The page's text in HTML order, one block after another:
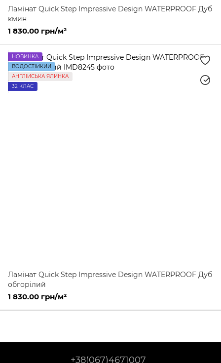
Ламінат Quick Step Impressive Design WATERPROOF Дуб
кмин
1 830.00 грн/м²
НОВИНКА
ВОДОСТІЙКИЙ
АНГЛІЙСЬКА ЯЛИНКА
32 КЛАС
Ламінат Quick Step Impressive Design WATERPROOF Дуб
обгорілий
1 830.00 грн/м²
+38(067)4671007